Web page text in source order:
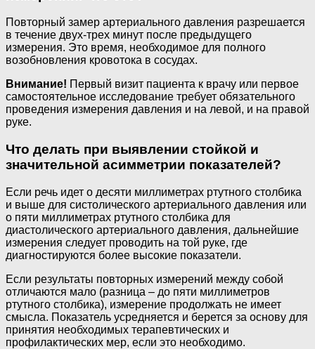
Повторный замер артериального давления разрешается
в течение двух-трех минут после предыдущего
измерения. Это время, необходимое для полного
возобновления кровотока в сосудах.
Внимание! Первый визит пациента к врачу или первое
самостоятельное исследование требует обязательного
проведения измерения давления и на левой, и на правой
руке.
Что делать при выявлении стойкой и
значительной асимметрии показателей?
Если речь идет о десяти миллиметрах ртутного столбика
и выше для систолического артериального давления или
о пяти миллиметрах ртутного столбика для
диастолического артериального давления, дальнейшие
измерения следует проводить на той руке, где
диагностируются более высокие показатели.
Если результаты повторных измерений между собой
отличаются мало (разница – до пяти миллиметров
ртутного столбика), измерение продолжать не имеет
смысла. Показатель усредняется и берется за основу для
принятия необходимых терапевтических и
профилактических мер, если это необходимо.